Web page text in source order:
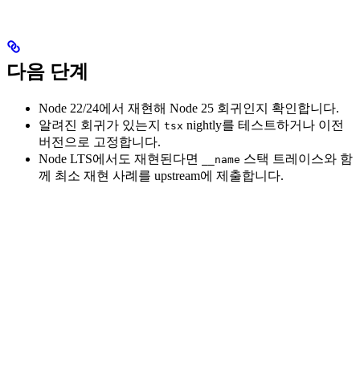
다음 단계
Node 22/24에서 재현해 Node 25 회귀인지 확인합니다.
알려진 회귀가 있는지 tsx nightly를 테스트하거나 이전
버전으로 고정합니다.
Node LTS에서도 재현된다면
__name 스택 트레이스와 함
께 최소 재현 사례를 upstream에 제출합니다.